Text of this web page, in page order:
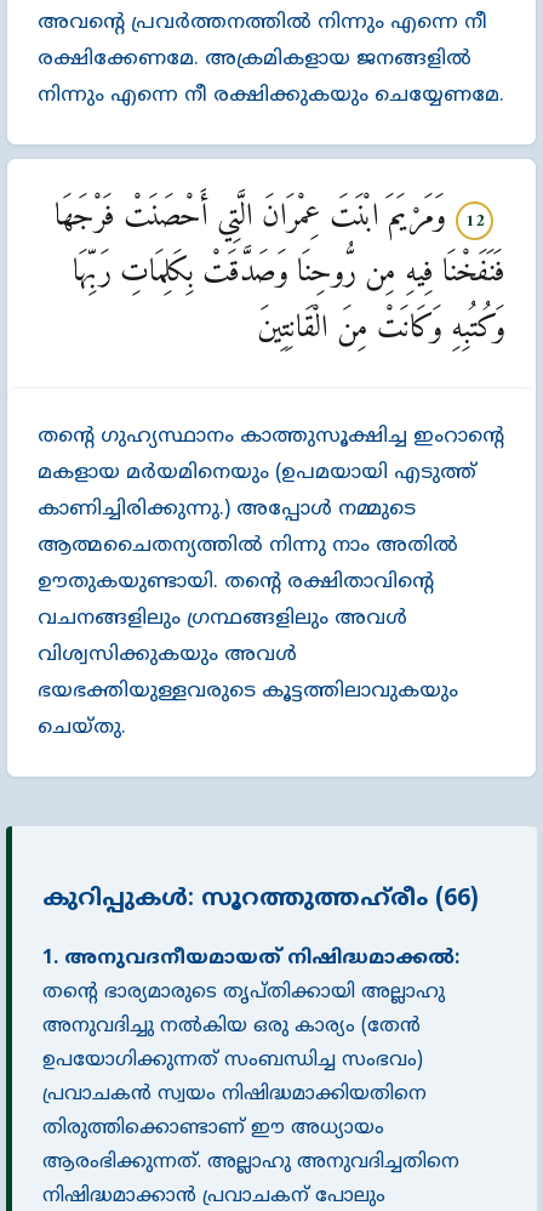
അവന്റെ പ്രവർത്തനത്തിൽ നിന്നും എന്നെ നീ
രക്ഷിക്കേണമേ. അക്രമികളായ ജനങ്ങളിൽ
നിന്നും എന്നെ നീ രക്ഷിക്കുകയും ചെയ്യേണമേ.
തന്‍റെ ഗുഹ്യസ്ഥാനം കാത്തുസൂക്ഷിച്ച ഇംറാന്‍റെ
മകളായ മര്‍യമിനെയും (ഉപമയായി എടുത്ത്‌
കാണിച്ചിരിക്കുന്നു.) അപ്പോള്‍ നമ്മുടെ
ആത്മചൈതന്യത്തില്‍ നിന്നു നാം അതില്‍
ഊതുകയുണ്ടായി. തന്‍റെ രക്ഷിതാവിന്‍റെ
വചനങ്ങളിലും ഗ്രന്ഥങ്ങളിലും അവള്‍
വിശ്വസിക്കുകയും അവള്‍
ഭയഭക്തിയുള്ളവരുടെ കൂട്ടത്തിലാവുകയും
ചെയ്തു.
12
وَمَرْيَمَ ابْنَتَ عِمْرَانَ الَّتِي أَحْصَنَتْ فَرْجَهَا
فَنَفَخْنَا فِيهِ مِن رُّوحِنَا وَصَدَّقَتْ بِكَلِمَاتِ رَبِّهَا
وَكُتُبِهِ وَكَانَتْ مِنَ الْقَانِتِينَ
കുറിപ്പുകൾ: സൂറത്തുത്തഹ്‌രീം (66)
1. അനുവദനീയമായത് നിഷിദ്ധമാക്കൽ:
തൻ്റെ ഭാര്യമാരുടെ തൃപ്തിക്കായി അല്ലാഹു
അനുവദിച്ചു നൽകിയ ഒരു കാര്യം (തേൻ
ഉപയോഗിക്കുന്നത് സംബന്ധിച്ച സംഭവം)
പ്രവാചകൻ സ്വയം നിഷിദ്ധമാക്കിയതിനെ
തിരുത്തിക്കൊണ്ടാണ് ഈ അധ്യായം
ആരംഭിക്കുന്നത്. അല്ലാഹു അനുവദിച്ചതിനെ
നിഷിദ്ധമാക്കാൻ പ്രവാചകന് പോലും